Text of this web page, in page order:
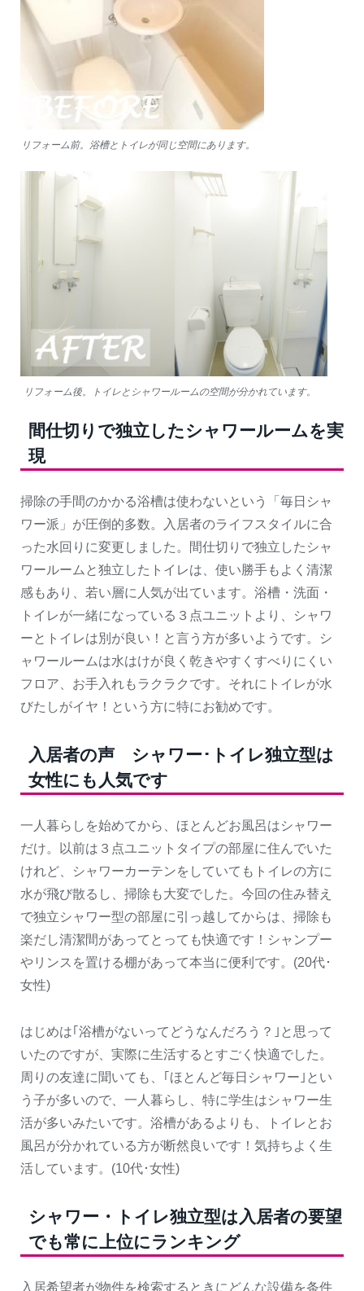
リフォーム前。浴槽とトイレが同じ空間にあります。
リフォーム後。トイレとシャワールームの空間が分かれています。
間仕切りで独立したシャワールームを実
現
掃除の手間のかかる浴槽は使わないという「毎日シャ
ワー派」が圧倒的多数。入居者のライフスタイルに合
った水回りに変更しました。間仕切りで独立したシャ
ワールームと独立したトイレは、使い勝手もよく清潔
感もあり、若い層に人気が出ています。浴槽・洗面・
トイレが一緒になっている３点ユニットより、シャワ
ーとトイレは別が良い！と言う方が多いようです。シ
ャワールームは水はけが良く乾きやすくすべりにくい
フロア、お手入れもラクラクです。それにトイレが水
びたしがイヤ！という方に特にお勧めです。
入居者の声 シャワー･トイレ独立型は
女性にも人気です
一人暮らしを始めてから、ほとんどお風呂はシャワー
だけ。以前は３点ユニットタイプの部屋に住んでいた
けれど、シャワーカーテンをしていてもトイレの方に
水が飛び散るし、掃除も大変でした。今回の住み替え
で独立シャワー型の部屋に引っ越してからは、掃除も
楽だし清潔間があってとっても快適です！シャンプー
やリンスを置ける棚があって本当に便利です。(20代･
女性)
はじめは｢浴槽がないってどうなんだろう？｣と思って
いたのですが、実際に生活するとすごく快適でした。
周りの友達に聞いても、｢ほとんど毎日シャワー｣とい
う子が多いので、一人暮らし、特に学生はシャワー生
活が多いみたいです。浴槽があるよりも、トイレとお
風呂が分かれている方が断然良いです！気持ちよく生
活しています。(10代･女性)
シャワー・トイレ独立型は入居者の要望
でも常に上位にランキング
入居希望者が物件を検索するときにどんな設備を条件